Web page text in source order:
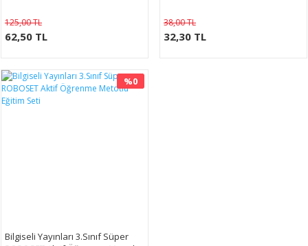
125,00 TL
62,50 TL
38,00 TL
32,30 TL
%0
Bilgiseli Yayınları 3.Sınıf Süper